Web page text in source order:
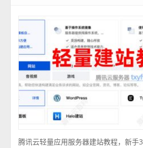
腾讯云轻量应用服务器建站教程，新手